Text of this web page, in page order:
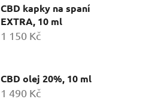
CBD kapky na spaní
EXTRA, 10 ml
1 150 Kč
CBD olej 20%, 10 ml
1 490 Kč